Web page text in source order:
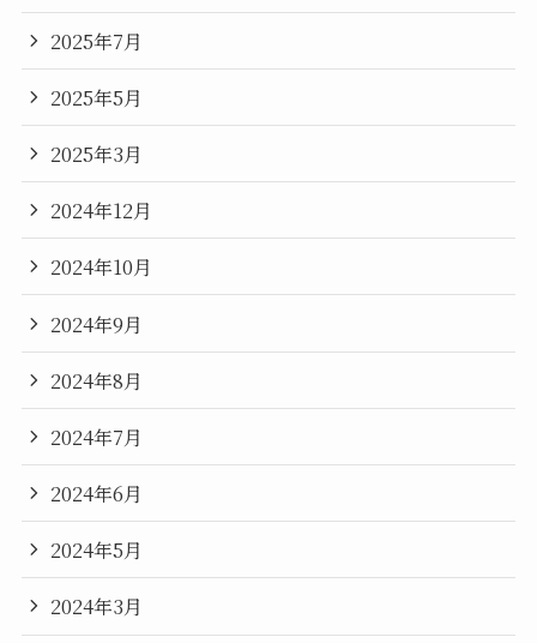
2025年7月
2025年5月
2025年3月
2024年12月
2024年10月
2024年9月
2024年8月
2024年7月
2024年6月
2024年5月
2024年3月